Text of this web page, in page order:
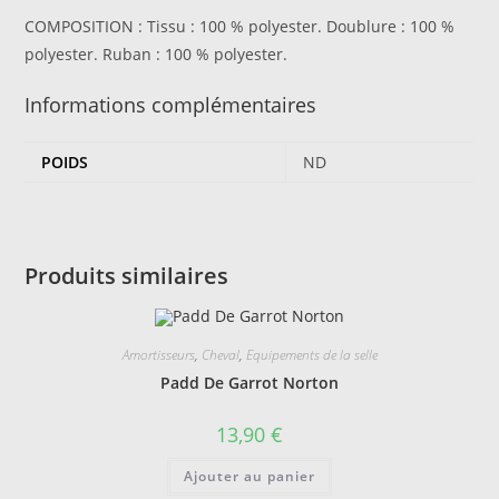
COMPOSITION : Tissu : 100 % polyester. Doublure : 100 %
polyester. Ruban : 100 % polyester.
Informations complémentaires
POIDS ND
Produits similaires
Amortisseurs, Cheval, Equipements de la selle
Padd De Garrot Norton
13,90 €
Ajouter au panier